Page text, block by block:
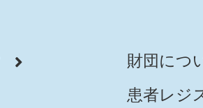
財団につ
患者レジ